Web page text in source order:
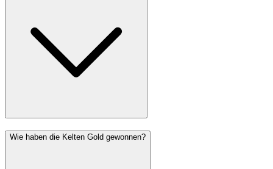
Wie haben die Kelten Gold gewonnen?